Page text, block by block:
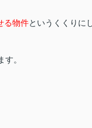
る物件というくくりに
。